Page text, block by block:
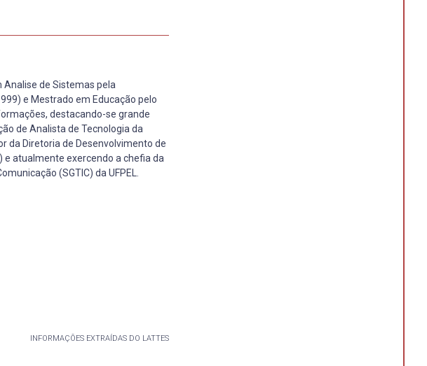
Analise de Sistemas pela
e Mestrado em Educação pelo
destacando-se grande
de Analista de Tecnologia da
da Diretoria de Desenvolvimento de
e atualmente exercendo a chefia da
(SGTIC) da UFPEL.
INFORMAÇÕES EXTRAÍDAS DO LATTES